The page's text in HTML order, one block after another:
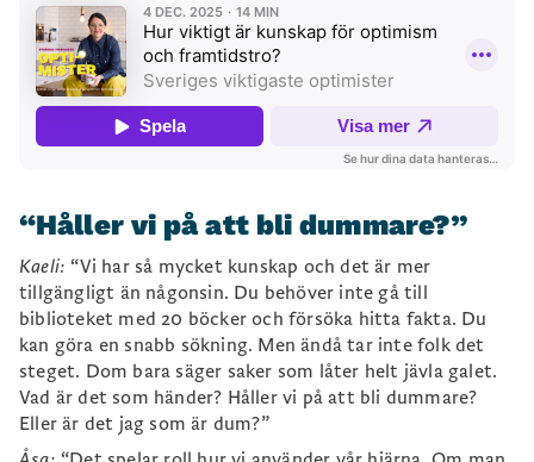
“Håller vi på att bli dummare?”
Kaeli: “Vi har så mycket kunskap och det är mer
tillgängligt än någonsin. Du behöver inte gå till
biblioteket med 20 böcker och försöka hitta fakta. Du
kan göra en snabb sökning. Men ändå tar inte folk det
steget. Dom bara säger saker som låter helt jävla galet.
Vad är det som händer? Håller vi på att bli dummare?
Eller är det jag som är dum?”